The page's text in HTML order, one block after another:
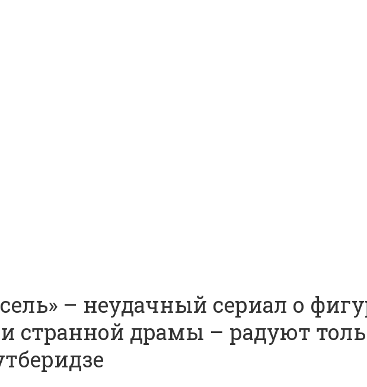
– неудачный сериал о
странной драмы – радуют